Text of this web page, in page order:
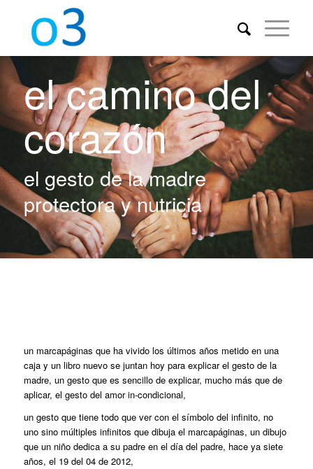
el camino del
corazón
el gesto de la madre
protectora y nutricia
un marcapáginas que ha vivido los últimos años metido en una
caja y un libro nuevo se juntan hoy para explicar el gesto de la
madre, un gesto que es sencillo de explicar, mucho más que de
aplicar, el gesto del amor in-condicional,
un gesto que tiene todo que ver con el símbolo del infinito, no
uno sino múltiples infinitos que dibuja el marcapáginas, un dibujo
que un niño dedica a su padre en el día del padre, hace ya siete
años, el 19 del 04 de 2012,